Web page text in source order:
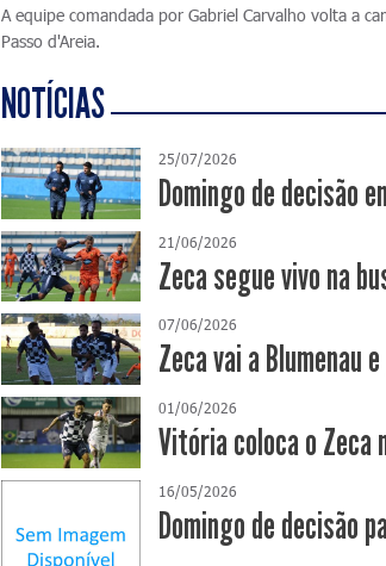
A equipe comandada por Gabriel Carvalho volta a
Passo d'Areia.
NOTÍCIAS
25/07/2026
Domingo de decisão
21/06/2026
Zeca segue vivo na
07/06/2026
Zeca vai a Blumenau
01/06/2026
Vitória coloca o Zeca
16/05/2026
Domingo de decisão